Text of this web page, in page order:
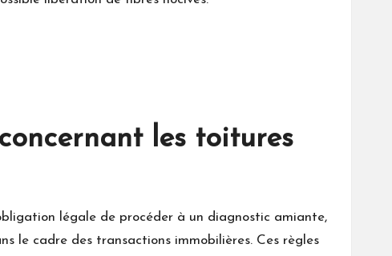
les toitures
légale de procéder à un diagnostic amiante,
le cadre des transactions immobilières. Ces règles